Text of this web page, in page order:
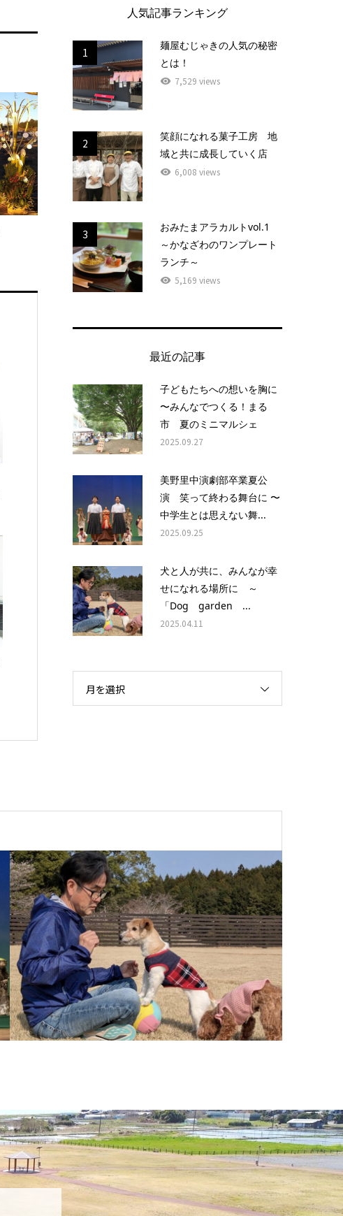
人気記事ランキング
1
麺屋むじゃきの人気の秘密
とは！
7,529 views
2
笑顔になれる菓子工房 地
域と共に成長していく店
6,008 views
3
おみたまアラカルトvol.1
～かなざわのワンプレート
ランチ～
5,169 views
最近の記事
子どもたちへの想いを胸に
〜みんなでつくる！まる
市 夏のミニマルシェ
2025.09.27
美野里中演劇部卒業夏公
演 笑って終わる舞台に 〜
中学生とは思えない舞...
2025.09.25
犬と人が共に、みんなが幸
せになれる場所に ～
「Dog garden ...
2025.04.11
月を選択